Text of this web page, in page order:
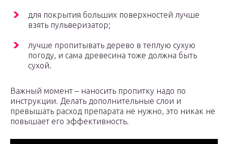
для покрытия больших поверхностей лучше
взять пульверизатор;
лучше пропитывать дерево в теплую сухую
погоду, и сама древесина тоже должна быть
сухой.
Важный момент – наносить пропитку надо по
инструкции. Делать дополнительные слои и
превышать расход препарата не нужно, это никак не
повышает его эффективность.